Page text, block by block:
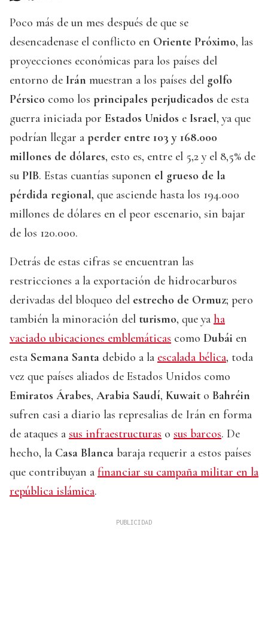
Poco más de un mes después de que se
desencadenase el conflicto en Oriente Próximo, las
proyecciones económicas para los países del
entorno de Irán muestran a los países del golfo
Pérsico como los principales perjudicados de esta
guerra iniciada por Estados Unidos e Israel, ya que
podrían llegar a perder entre 103 y 168.000
millones de dólares, esto es, entre el 5,2 y el 8,5% de
su PIB. Estas cuantías suponen el grueso de la
pérdida regional, que asciende hasta los 194.000
millones de dólares en el peor escenario, sin bajar
de los 120.000.
Detrás de estas cifras se encuentran las
restricciones a la exportación de hidrocarburos
derivadas del bloqueo del estrecho de Ormuz; pero
también la minoración del turismo, que ya ha
vaciado ubicaciones emblemáticas como Dubái en
esta Semana Santa debido a la escalada bélica, toda
vez que países aliados de Estados Unidos como
Emiratos Árabes, Arabia Saudí, Kuwait o Bahréin
sufren casi a diario las represalias de Irán en forma
de ataques a sus infraestructuras o sus barcos. De
hecho, la Casa Blanca baraja requerir a estos países
que contribuyan a financiar su campaña militar en la
república islámica.